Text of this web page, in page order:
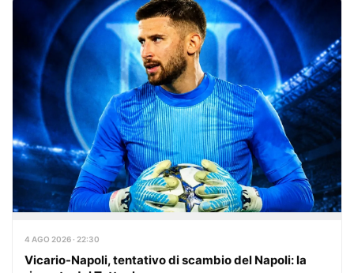
4 AGO 2026 · 22:30
Vicario-Napoli, tentativo di scambio del Napoli: la